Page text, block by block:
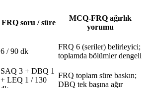
FRQ soru / süre
MCQ-FRQ ağırlık
yorumu
6 / 90 dk
FRQ 6 (seriler) belirleyici;
toplamda bölümler dengeli
SAQ 3 + DBQ 1
+ LEQ 1 / 130
FRQ toplam süre baskın;
DBQ tek başına ağır